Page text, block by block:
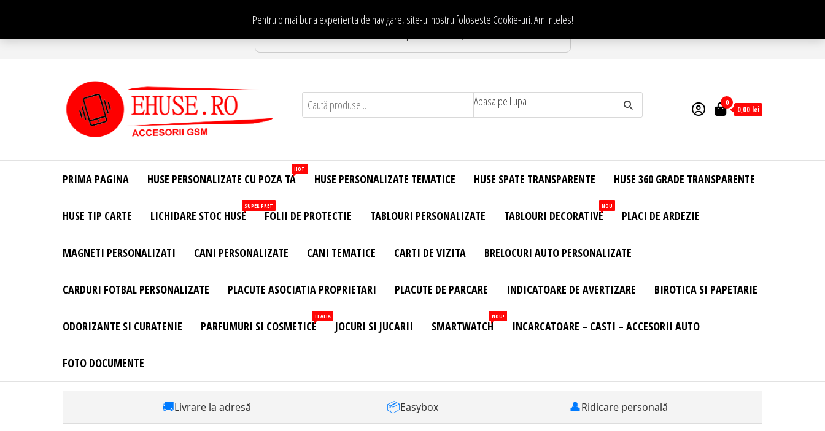
conținut
Pentru o mai buna experienta de navigare, site-ul nostru foloseste Cookie-uri.Am inteles!
Te asteptam in Showroom eHuse.ro
Site Oficial .
Huse
Personalizate
Huse
Personalizate
Telefon –
– Accesorii
Apasa pe Lupa 0
0,00 lei
PRIMA PAGINA HUSE PERSONALIZATE CU POZA TA
HOT
HUSE PERSONALIZATE TEMATICE HUSE SPATE TRANSPARENTE HUSE 360 GRADE TRANSPARENTE
HUSE TIP CARTE LICHIDARE STOC HUSE
SUPER PRET
FOLII DE PROTECTIE TABLOURI PERSONALIZATE TABLOURI DECORATIVE
NOU
PLACI DE ARDEZIE
MAGNETI PERSONALIZATI CANI PERSONALIZATE CANI TEMATICE CARTI DE VIZITA BRELOCURI AUTO PERSONALIZATE
CARDURI FOTBAL PERSONALIZATE PLACUTE ASOCIATIA PROPRIETARI PLACUTE DE PARCARE INDICATOARE DE AVERTIZARE BIROTICA SI PAPETARIE
ODORIZANTE SI CURATENIE PARFUMURI SI COSMETICE
ITALIA
JOCURI SI JUCARII SMARTWATCH
NOU!
INCARCATOARE – CASTI – ACCESORII AUTO
FOTO DOCUMENTE
🚚Livrare la adresă 📦Easybox 👤Ridicare personală